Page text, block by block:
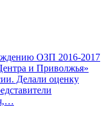
ОЗП 2016-2017
и Приволжья»
Делали оценку